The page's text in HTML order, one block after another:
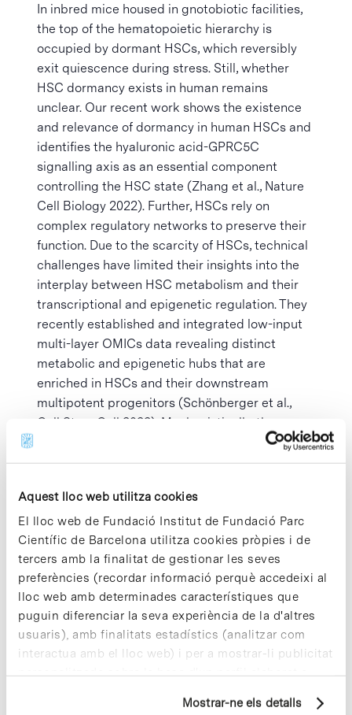
Aquest lloc web utilitza cookies
El lloc web de Fundació Institut de Fundació Parc
Científic de Barcelona utilitza cookies pròpies i de
tercers amb la finalitat de gestionar les seves
preferències (recordar informació perquè accedeixi al
lloc web amb determinades característiques que
puguin diferenciar la seva experiència de la d'altres
usuaris), amb finalitats estadístics (analitzar com
interactua amb el lloc web) i per a mostrar-li publicitat
personalitzada sobre la base d'un perfil elaborat a
pàgines visitades). Per a obtenir més informació sobre
Mostrar-ne els detalls
In inbred mice housed in gnotobiotic facilities,
the top of the hematopoietic hierarchy is
occupied by dormant HSCs, which reversibly
exit quiescence during stress. Still, whether
HSC dormancy exists in human remains
unclear. Our recent work shows the existence
and relevance of dormancy in human HSCs and
identifies the hyaluronic acid-GPRC5C
signalling axis as an essential component
controlling the HSC state (Zhang et al., Nature
Cell Biology 2022). Further, HSCs rely on
complex regulatory networks to preserve their
function. Due to the scarcity of HSCs, technical
challenges have limited their insights into the
interplay between HSC metabolism and their
transcriptional and epigenetic regulation. They
recently established and integrated low-input
multi-layer OMICs data revealing distinct
metabolic and epigenetic hubs that are
enriched in HSCs and their downstream
multipotent progenitors (Schönberger et al.,
Cell Stem Cell 2022). Mechanistically, they
uncover a non-classical retinoic acid signaling
axis that regulates HSC identity. Their findings
stem cell fate by instructing epigenetic and
transcriptional attributes.
Afegeix al calendari
de Recerca Biomedica